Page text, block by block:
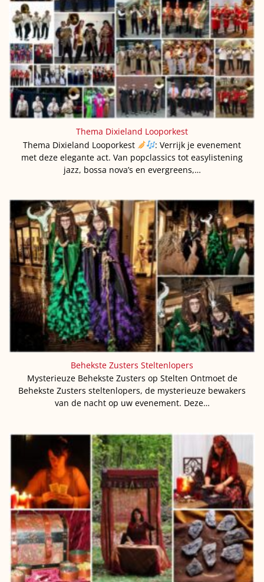
Thema Dixieland Looporkest
Thema Dixieland Looporkest
: Verrijk je evenement
met deze elegante act. Van popclassics tot easylistening
jazz, bossa nova’s en evergreens,…
Behekste Zusters Steltenlopers
Mysterieuze Behekste Zusters op Stelten Ontmoet de
Behekste Zusters steltenlopers, de mysterieuze bewakers
van de nacht op uw evenement. Deze…